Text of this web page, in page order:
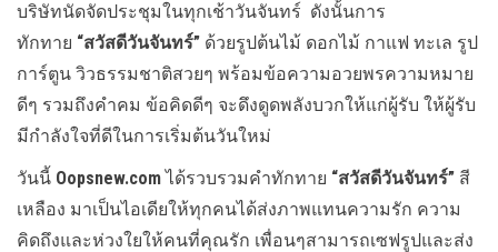
บริษัทนัดจัดประชุมในทุกเช้าวันจันทร์ ดังนั้นการ
ทักทาย “สวัสดีวันจันทร์” ด้วยรูปต้นไม้ ดอกไม้ กาแฟ ทะเล รูป
การ์ตูน วิวธรรมชาติสวยๆ พร้อมข้อความอวยพรความหมาย
ดีๆ รวมถึงคำคม ข้อคิดดีๆ จะดึงดูดพลังบวกให้แก่ผู้รับ ให้ผู้รับ
มีกำลังใจที่ดีในการเริ่มต้นวันใหม่
วันนี้ Oopsnew.comได้รวบรวมคำทักทาย “สวัสดีวันจันทร์” สี
เหลือง มาเป็นไอเดียให้ทุกคนได้ส่งภาพแทนความรัก ความ
คิดถึงและห่วงใยให้คนที่คุณรัก เพื่อนๆสามารถเซฟรูปและส่ง